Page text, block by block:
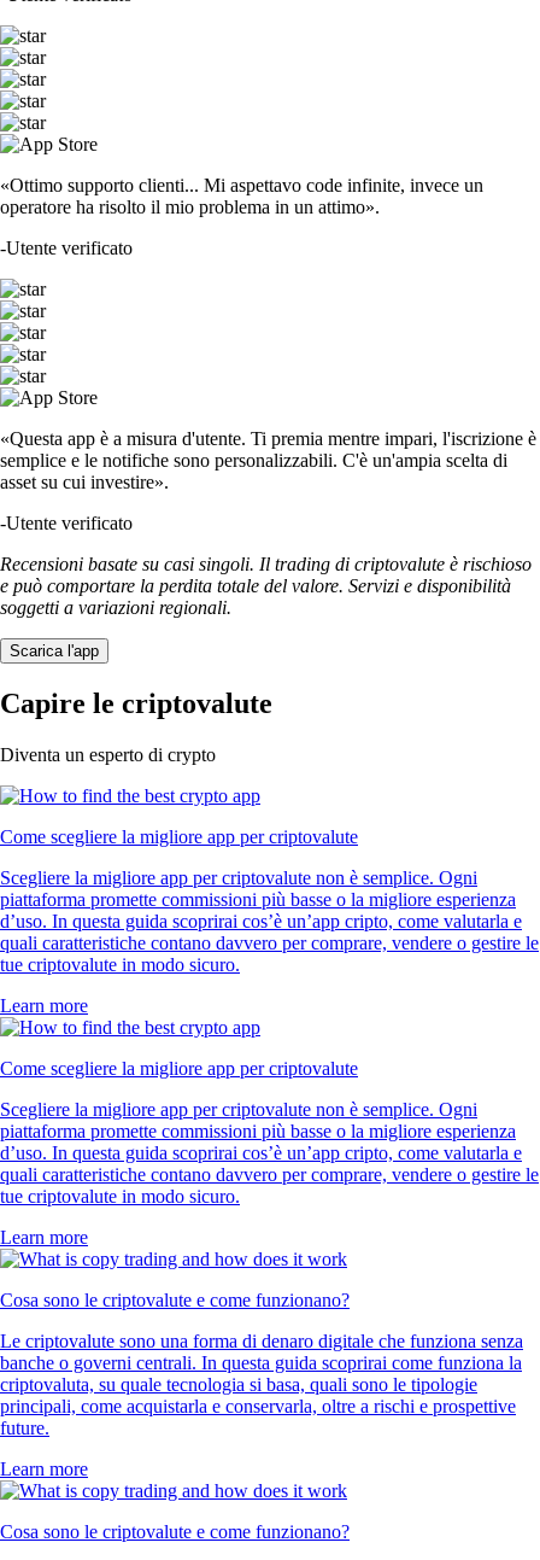
«Ottimo supporto clienti... Mi aspettavo code infinite, invece un
operatore ha risolto il mio problema in un attimo».
-Utente verificato
«Questa app è a misura d'utente. Ti premia mentre impari, l'iscrizione è
semplice e le notifiche sono personalizzabili. C'è un'ampia scelta di
asset su cui investire».
-Utente verificato
Recensioni basate su casi singoli. Il trading di criptovalute è rischioso
e può comportare la perdita totale del valore. Servizi e disponibilità
soggetti a variazioni regionali.
Scarica l'app
Capire le criptovalute
Diventa un esperto di crypto
Come scegliere la migliore app per criptovalute
Scegliere la migliore app per criptovalute non è semplice. Ogni
piattaforma promette commissioni più basse o la migliore esperienza
d’uso. In questa guida scoprirai cos’è un’app cripto, come valutarla e
quali caratteristiche contano davvero per comprare, vendere o gestire le
tue criptovalute in modo sicuro.
Learn more
Come scegliere la migliore app per criptovalute
Scegliere la migliore app per criptovalute non è semplice. Ogni
piattaforma promette commissioni più basse o la migliore esperienza
d’uso. In questa guida scoprirai cos’è un’app cripto, come valutarla e
quali caratteristiche contano davvero per comprare, vendere o gestire le
tue criptovalute in modo sicuro.
Learn more
Cosa sono le criptovalute e come funzionano?
Le criptovalute sono una forma di denaro digitale che funziona senza
banche o governi centrali. In questa guida scoprirai come funziona la
criptovaluta, su quale tecnologia si basa, quali sono le tipologie
principali, come acquistarla e conservarla, oltre a rischi e prospettive
future.
Learn more
Cosa sono le criptovalute e come funzionano?